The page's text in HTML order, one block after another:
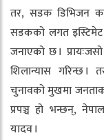
तर, सडक डिभिजन
सडकको लगत इस्टिमेट
जनाएको छ ।
शिलान्यास गरिन्छ
चुनावको मुखमा
प्रपञ्च हो भन्छन्,
यादव ।